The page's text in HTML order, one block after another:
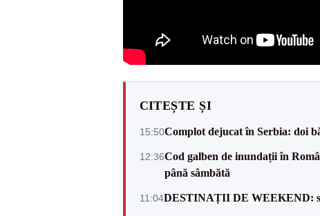
CITEȘTE ȘI
15:50Complot dejucat în Serbia: doi
12:36Cod galben de inundații în
până sâmbătă
11:04DESTINAȚII DE WEEKEND: